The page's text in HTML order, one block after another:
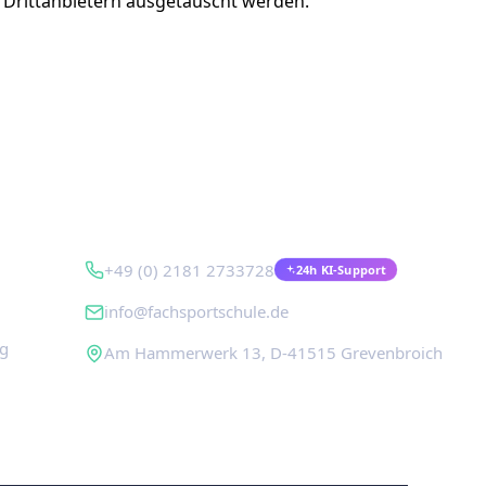
+49 (0) 2181 2733728 24h KI-Support
info@fachsportschule.de
Am Hammerwerk 13, D-41515 Grevenbroich